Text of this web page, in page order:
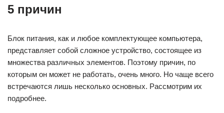
5 причин
Блок питания, как и любое комплектующее компьютера,
представляет собой сложное устройство, состоящее из
множества различных элементов. Поэтому причин, по
которым он может не работать, очень много. Но чаще всего
встречаются лишь несколько основных. Рассмотрим их
подробнее.